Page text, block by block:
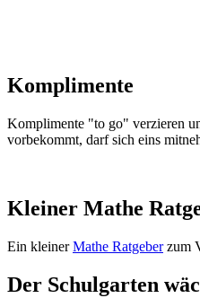
Komplimente
Komplimente "to go" verzieren
vorbekommt, darf sich eins
Kleiner Mathe
Ein kleinerMathe Ratgeberzum
Der Schulgarten